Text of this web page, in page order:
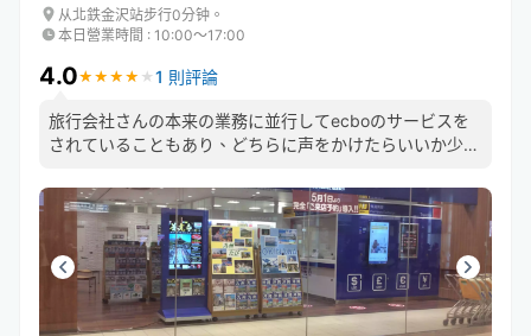
从北鉄金沢站步行0分钟。
本日營業時間 : 10:00〜17:00
4.0★ ★ ★ ★ ★
★ ★ ★ ★ ★ 1 則評論
旅行会社さんの本来の業務に並行してecboのサービスを
されていることもあり、どちらに声をかけたらいいか少し
ただきました。お世話になりました。